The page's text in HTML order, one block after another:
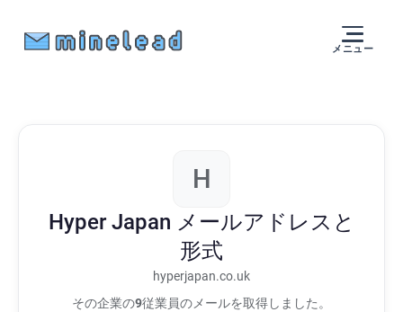
メニュー
H
Hyper Japan メールアドレスと
形式
hyperjapan.co.uk
その企業の9従業員のメールを取得しました。